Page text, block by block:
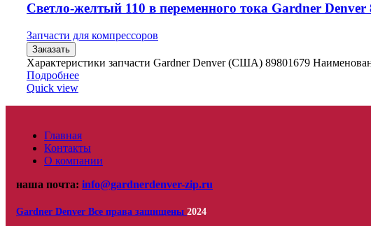
Светло-желтый 110 в переменного тока Gardner Denver
Запчасти для компрессоров
Заказать
Характеристики запчасти Gardner Denver (США) 89801679
Подробнее
Quick view
Главная
Контакты
О компании
наша почта: info@gardnerdenver-zip.ru
Gardner Denver Все права защищены 2024